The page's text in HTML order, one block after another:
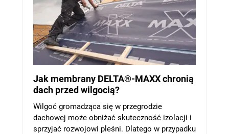
Jak membrany DELTA®-MAXX chronią
dach przed wilgocią?
Wilgoć gromadząca się w przegrodzie
dachowej może obniżać skuteczność izolacji i
sprzyjać rozwojowi pleśni. Dlatego w przypadku